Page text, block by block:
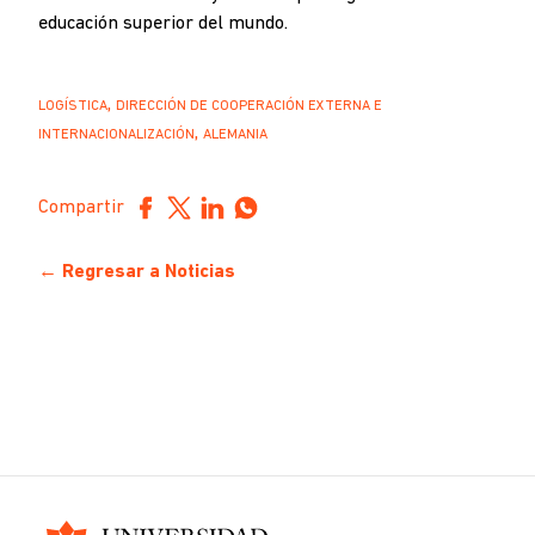
educación superior del mundo.
LOGÍSTICA, DIRECCIÓN DE COOPERACIÓN EXTERNA E
INTERNACIONALIZACIÓN, ALEMANIA
Compartir
← Regresar a Noticias